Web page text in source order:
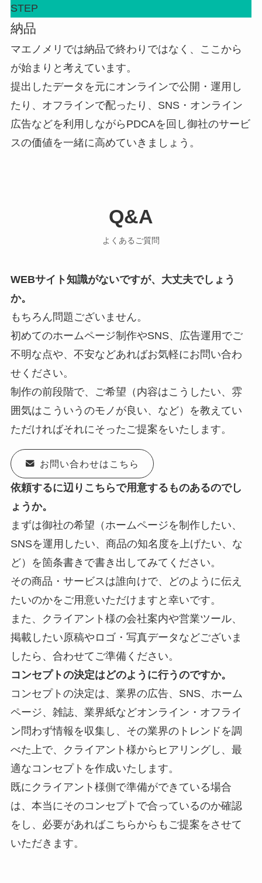
STEP
納品
マエノメリでは納品で終わりではなく、ここから
が始まりと考えています。
提出したデータを元にオンラインで公開・運用し
たり、オフラインで配ったり、SNS・オンライン
広告などを利用しながらPDCAを回し御社のサービ
スの価値を一緒に高めていきましょう。
Q&A
よくあるご質問
WEBサイト知識がないですが、大丈夫でしょう
か。
もちろん問題ございません。
初めてのホームページ制作やSNS、広告運用でご
不明な点や、不安などあればお気軽にお問い合わ
せください。
制作の前段階で、ご希望（内容はこうしたい、雰
囲気はこういうのモノが良い、など）を教えてい
ただければそれにそったご提案をいたします。
お問い合わせはこちら
依頼するに辺りこちらで用意するものあるのでし
ょうか。
まずは御社の希望（ホームページを制作したい、
SNSを運用したい、商品の知名度を上げたい、な
ど）を箇条書きで書き出してみてください。
その商品・サービスは誰向けで、どのように伝え
たいのかをご用意いただけますと幸いです。
また、クライアント様の会社案内や営業ツール、
掲載したい原稿やロゴ・写真データなどございま
したら、合わせてご準備ください。
コンセプトの決定はどのように行うのですか。
コンセプトの決定は、業界の広告、SNS、ホーム
ページ、雑誌、業界紙などオンライン・オフライ
ン問わず情報を収集し、その業界のトレンドを調
べた上で、クライアント様からヒアリングし、最
適なコンセプトを作成いたします。
既にクライアント様側で準備ができている場合
は、本当にそのコンセプトで合っているのか確認
をし、必要があればこちらからもご提案をさせて
いただきます。